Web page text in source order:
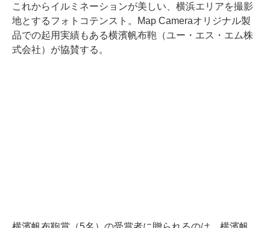
これからイルミネーションが美しい、横浜エリアを撮影
地とするフォトコテンスト。Map Cameraオリジナル製
品での起用実績もある横濱帆布鞄（ユー・エス・エム株
式会社）が協賛する。